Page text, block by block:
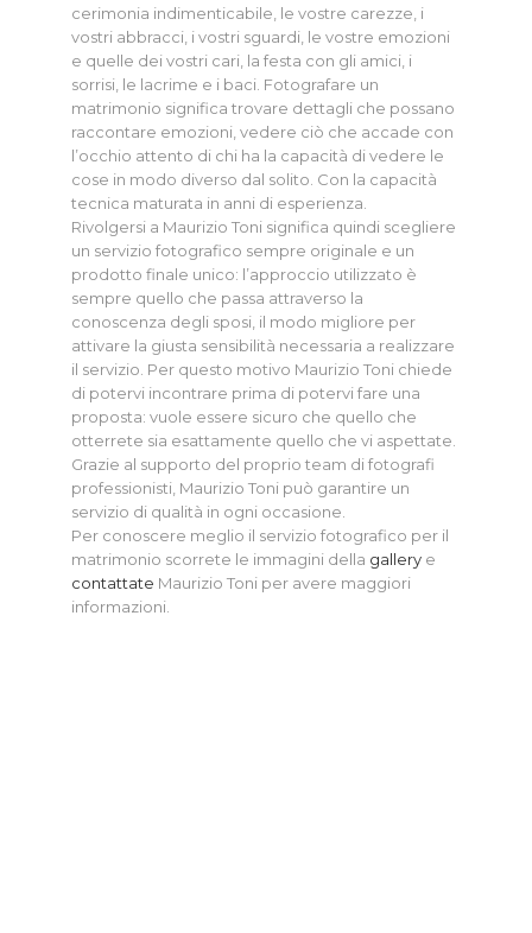
cerimonia indimenticabile, le vostre carezze, i
vostri abbracci, i vostri sguardi, le vostre emozioni
e quelle dei vostri cari, la festa con gli amici, i
sorrisi, le lacrime e i baci. Fotografare un
matrimonio significa trovare dettagli che possano
raccontare emozioni, vedere ciò che accade con
l’occhio attento di chi ha la capacità di vedere le
cose in modo diverso dal solito. Con la capacità
tecnica maturata in anni di esperienza.
Rivolgersi a Maurizio Toni significa quindi scegliere
un servizio fotografico sempre originale e un
prodotto finale unico: l’approccio utilizzato è
sempre quello che passa attraverso la
conoscenza degli sposi, il modo migliore per
attivare la giusta sensibilità necessaria a realizzare
il servizio. Per questo motivo Maurizio Toni chiede
di potervi incontrare prima di potervi fare una
proposta: vuole essere sicuro che quello che
otterrete sia esattamente quello che vi aspettate.
Grazie al supporto del proprio team di fotografi
professionisti, Maurizio Toni può garantire un
servizio di qualità in ogni occasione.
Per conoscere meglio il servizio fotografico per il
matrimonio scorrete le immagini della gallery e
contattate Maurizio Toni per avere maggiori
informazioni.